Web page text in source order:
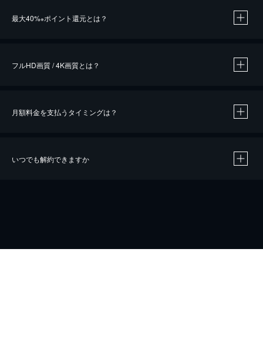
最大40%※ポイント還元とは？
※40％ポイント還元の対象は、クレジットカード決済による作品の購入 / レンタルです。
フルHD画質 / 4K画質とは？
月額料金を支払うタイミングは？
いつでも解約できますか